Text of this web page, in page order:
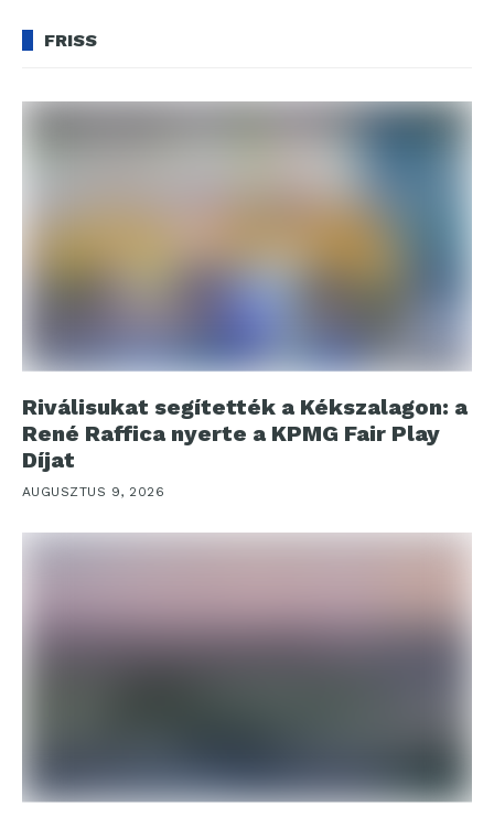
FRISS
Riválisukat segítették a Kékszalagon: a
René Raffica nyerte a KPMG Fair Play
Díjat
AUGUSZTUS 9, 2026